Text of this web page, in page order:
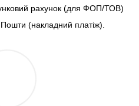
рахунок (для ФОП/ТОВ)
Пошти (накладний платіж).